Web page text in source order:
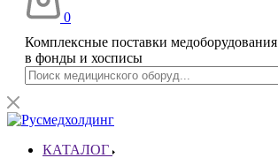
0
Комплексные поставки медоборудования
в фонды и хосписы
КАТАЛОГ